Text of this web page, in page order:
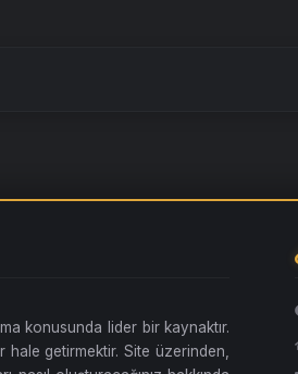
konusunda lider bir kaynaktır.
hale getirmektir. Site üzerinden,